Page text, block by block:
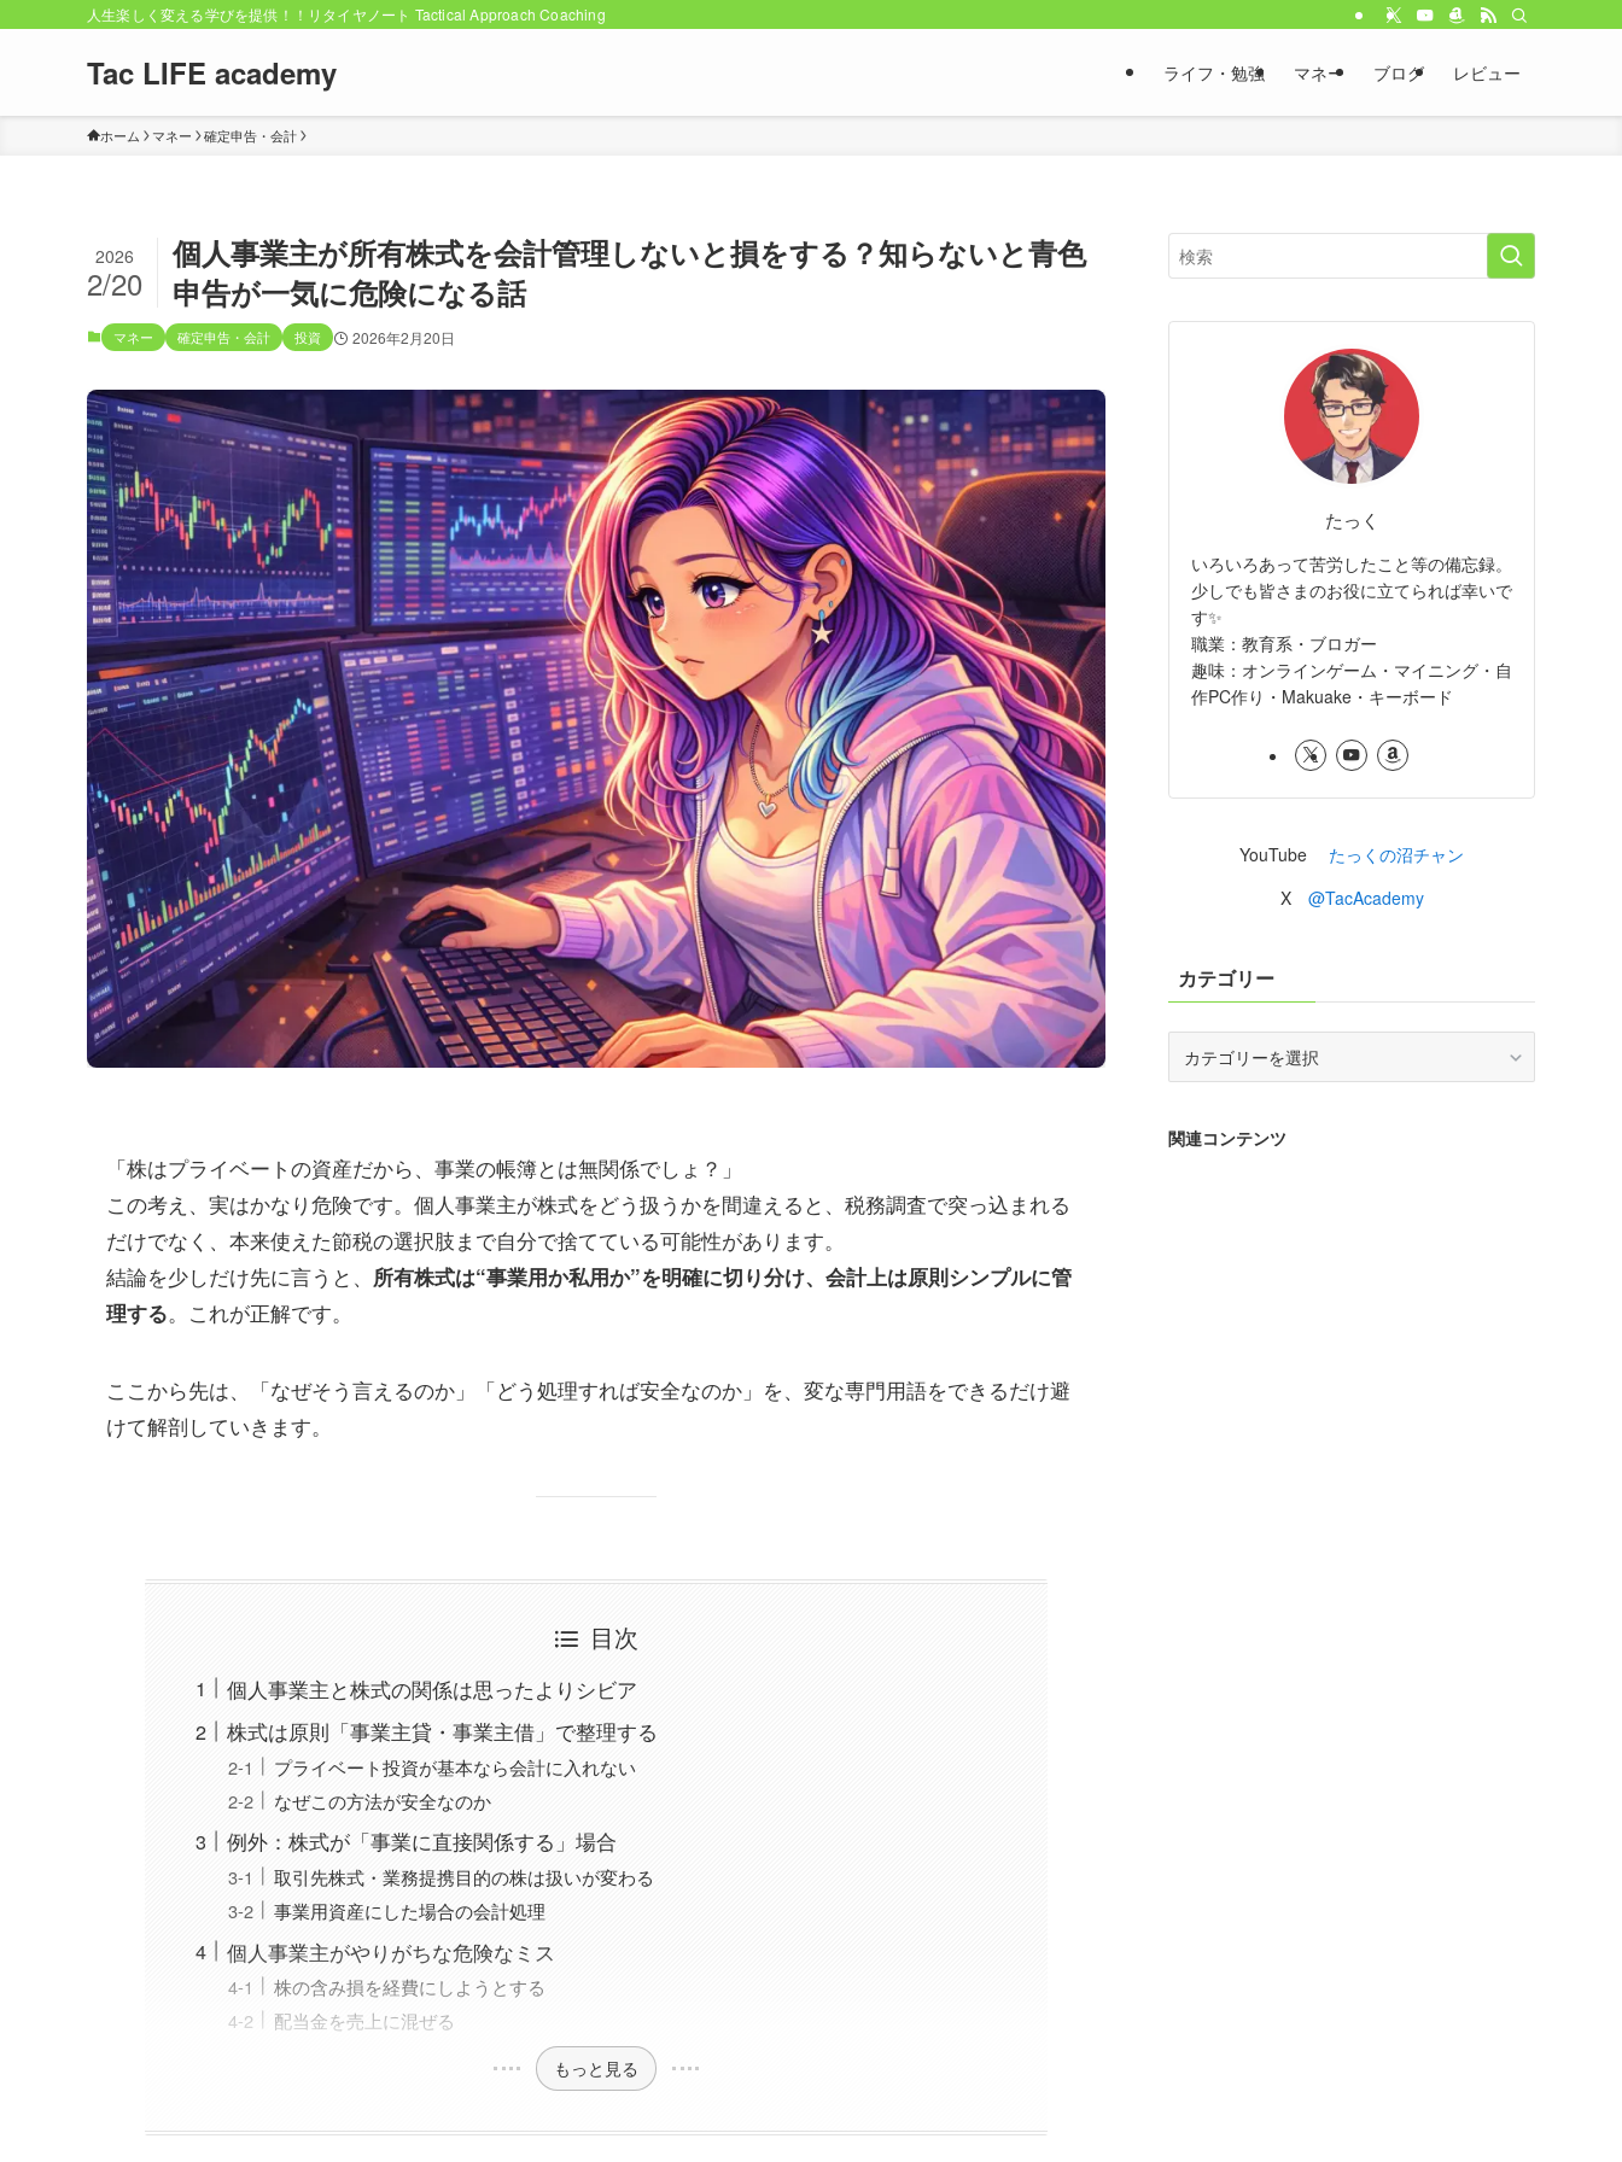
人生楽しく変える学びを提供！！リタイヤノート Tactical Approach Coaching
Tac LIFE academy ライフ・勉強 マネー ブログ レビュー
ホーム マネー 確定申告・会計
個人事業主が所有株式を会計管理しないと損をする？知らないと青色
申告が一気に危険になる話
2026
2/20
マネー 確定申告・会計 投資 2026年2月20日
「株はプライベートの資産だから、事業の帳簿とは無関係でしょ？」
この考え、実はかなり危険です。個人事業主が株式をどう扱うかを間違えると、税務調査で突っ込まれる
だけでなく、本来使えた節税の選択肢まで自分で捨てている可能性があります。
結論を少しだけ先に言うと、 所有株式は“事業用か私用か”を明確に切り分け、会計上は原則シンプルに管
理する。これが正解です。
ここから先は、「なぜそう言えるのか」「どう処理すれば安全なのか」を、変な専門用語をできるだけ避
けて解剖していきます。
目次
個人事業主と株式の関係は思ったよりシビア
株式は原則「事業主貸・事業主借」で整理する
プライベート投資が基本なら会計に入れない
なぜこの方法が安全なのか
例外：株式が「事業に直接関係する」場合
取引先株式・業務提携目的の株は扱いが変わる
事業用資産にした場合の会計処理
個人事業主がやりがちな危険なミス
株の含み損を経費にしようとする
配当金を売上に混ぜる
もっと見る
たっく
いろいろあって苦労したこと等の備忘録。
少しでも皆さまのお役に立てられば幸いで
す✨
職業：教育系・ブロガー
趣味：オンラインゲーム・マイニング・自
作PC作り・Makuake・キーボード
YouTube たっくの沼チャン
X @TacAcademy
カテゴリー
ー
関連コンテンツ